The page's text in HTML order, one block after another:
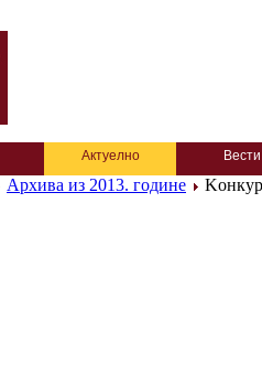
Актуелно Вести
Архива из 2013. године